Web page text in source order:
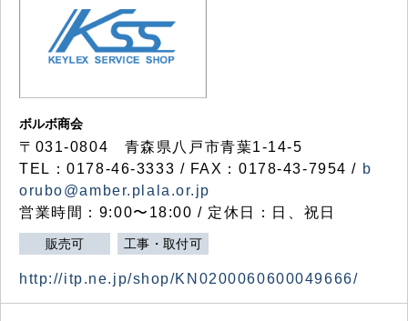
ボルボ商会
〒031-0804 青森県八戸市青葉1-14-5
TEL：0178-46-3333 / FAX：0178-43-7954 / b
orubo@amber.plala.or.jp
営業時間：9:00〜18:00 / 定休日：日、祝日
販売可 工事・取付可
http://itp.ne.jp/shop/KN0200060600049666/